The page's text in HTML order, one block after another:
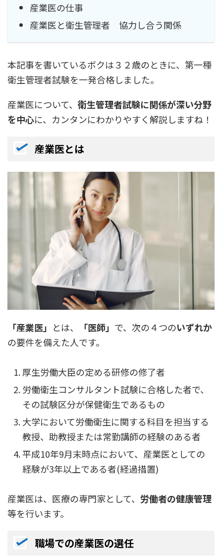
産業医の仕事
産業医と衛生管理者 協力し合う関係
本記事を書いているボクは３２歳のときに、第一種
衛生管理者試験を一発合格しました。
産業医について、 衛生管理者試験に関係が深い分野
を中心に、カンタンにわかりやすく解説しますね！
産業医とは
「産業医」 とは、 「医師」 で、次の４つのいずれか
の要件を備えた人です。
厚生労働大臣の定める研修の修了者
労働衛生コンサルタント試験に合格した者で、
その試験区分が保健衛生であるもの
大学において労働衛生に関する科目を担当する
教授、助教授または常勤講師の経験のある者
平成10年9月末時点において、産業医としての
経験が3年以上である者(経過措置)
産業医は、医療の専門家として、 労働者の健康管理
等を行います。
職場での産業医の選任